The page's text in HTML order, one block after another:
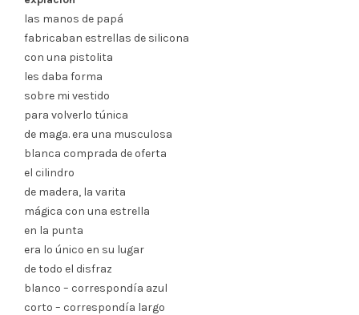
las manos de papá
fabricaban estrellas de silicona
con una pistolita
les daba forma
sobre mi vestido
para volverlo túnica
de maga. era una musculosa
blanca comprada de oferta
el cilindro
de madera, la varita
mágica con una estrella
en la punta
era lo único en su lugar
de todo el disfraz
blanco – correspondía azul
corto – correspondía largo